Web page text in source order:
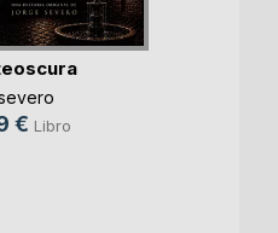
€ Libro